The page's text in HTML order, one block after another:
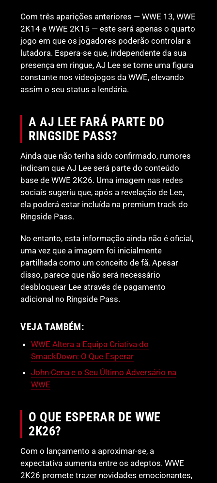
Com três aparições anteriores — WWE 13, WWE
2K14 e WWE 2K15 — este será apenas o quarto
jogo em que os jogadores poderão controlar a
lutadora. Espera-se que, independente da sua
presença em ringue, AJ Lee se torne uma figura
constante nos videojogos da WWE, elevando
assim o seu status a lendária.
A AJ LEE FARÁ PARTE DO
RINGSIDE PASS?
Ainda que não tenha sido confirmado, rumores
indicam que AJ Lee será parte do conteúdo
base de WWE 2K26. Uma imagem nas redes
sociais sugeriu que, após a revelação de Lee,
ela poderá estar incluída na premium track do
Ringside Pass.
No entanto, esta informação ainda não é oficial,
uma vez que a imagem foi inicialmente
partilhada como um conceito de fã. Apesar
disso, parece que não será necessário
desbloquear Lee através de pagamento
adicional no Ringside Pass.
VEJA TAMBÉM:
WWE Altera a Equipa Criativa do
SmackDown: O Que Esperar
John Cena e o Seu Último Adversário na
WWE
O QUE ESPERAR DE WWE
2K26?
Com o lançamento a aproximar-se, a
expectativa aumenta entre os adeptos. WWE
2K26 promete trazer novidades emocionantes,